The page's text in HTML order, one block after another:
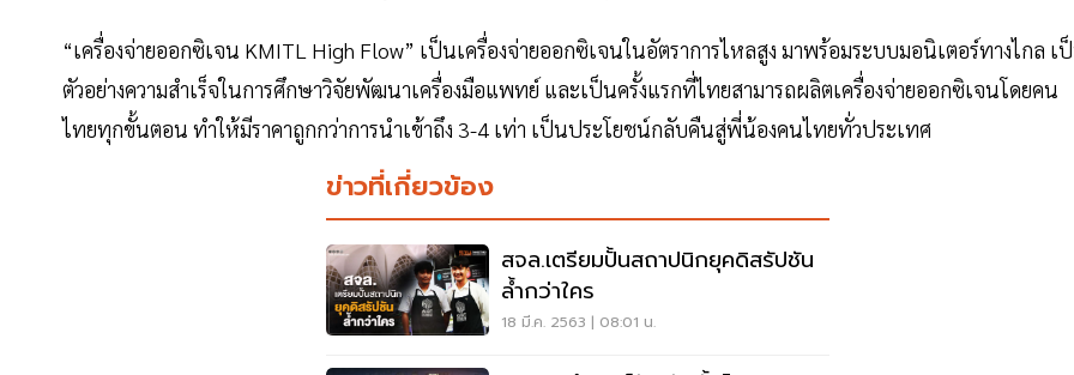
“เครื่องจ่ายออกซิเจน KMITL High Flow” เป็นเครื่องจ่ายออกซิเจนในอัตราการไหลสูง มาพร้อมระบบมอนิเตอร์ทางไกล เ
ตัวอย่างความสำเร็จในการศึกษาวิจัยพัฒนาเครื่องมือแพทย์ และเป็นครั้งแรกที่ไทยสามารถผลิตเครื่องจ่ายออกซิเจนโดยคน
ไทยทุกขั้นตอน ทำให้มีราคาถูกกว่าการนำเข้าถึง 3-4 เท่า เป็นประโยชน์กลับคืนสู่พี่น้องคนไทยทั่วประเทศ
ข่าวที่เกี่ยวข้อง
สจล.เตรียมปั้นสถาปนิกยุคดิสรัปชัน
ล้ำกว่าใคร
18 มี.ค. 2563 | 08:01 น.